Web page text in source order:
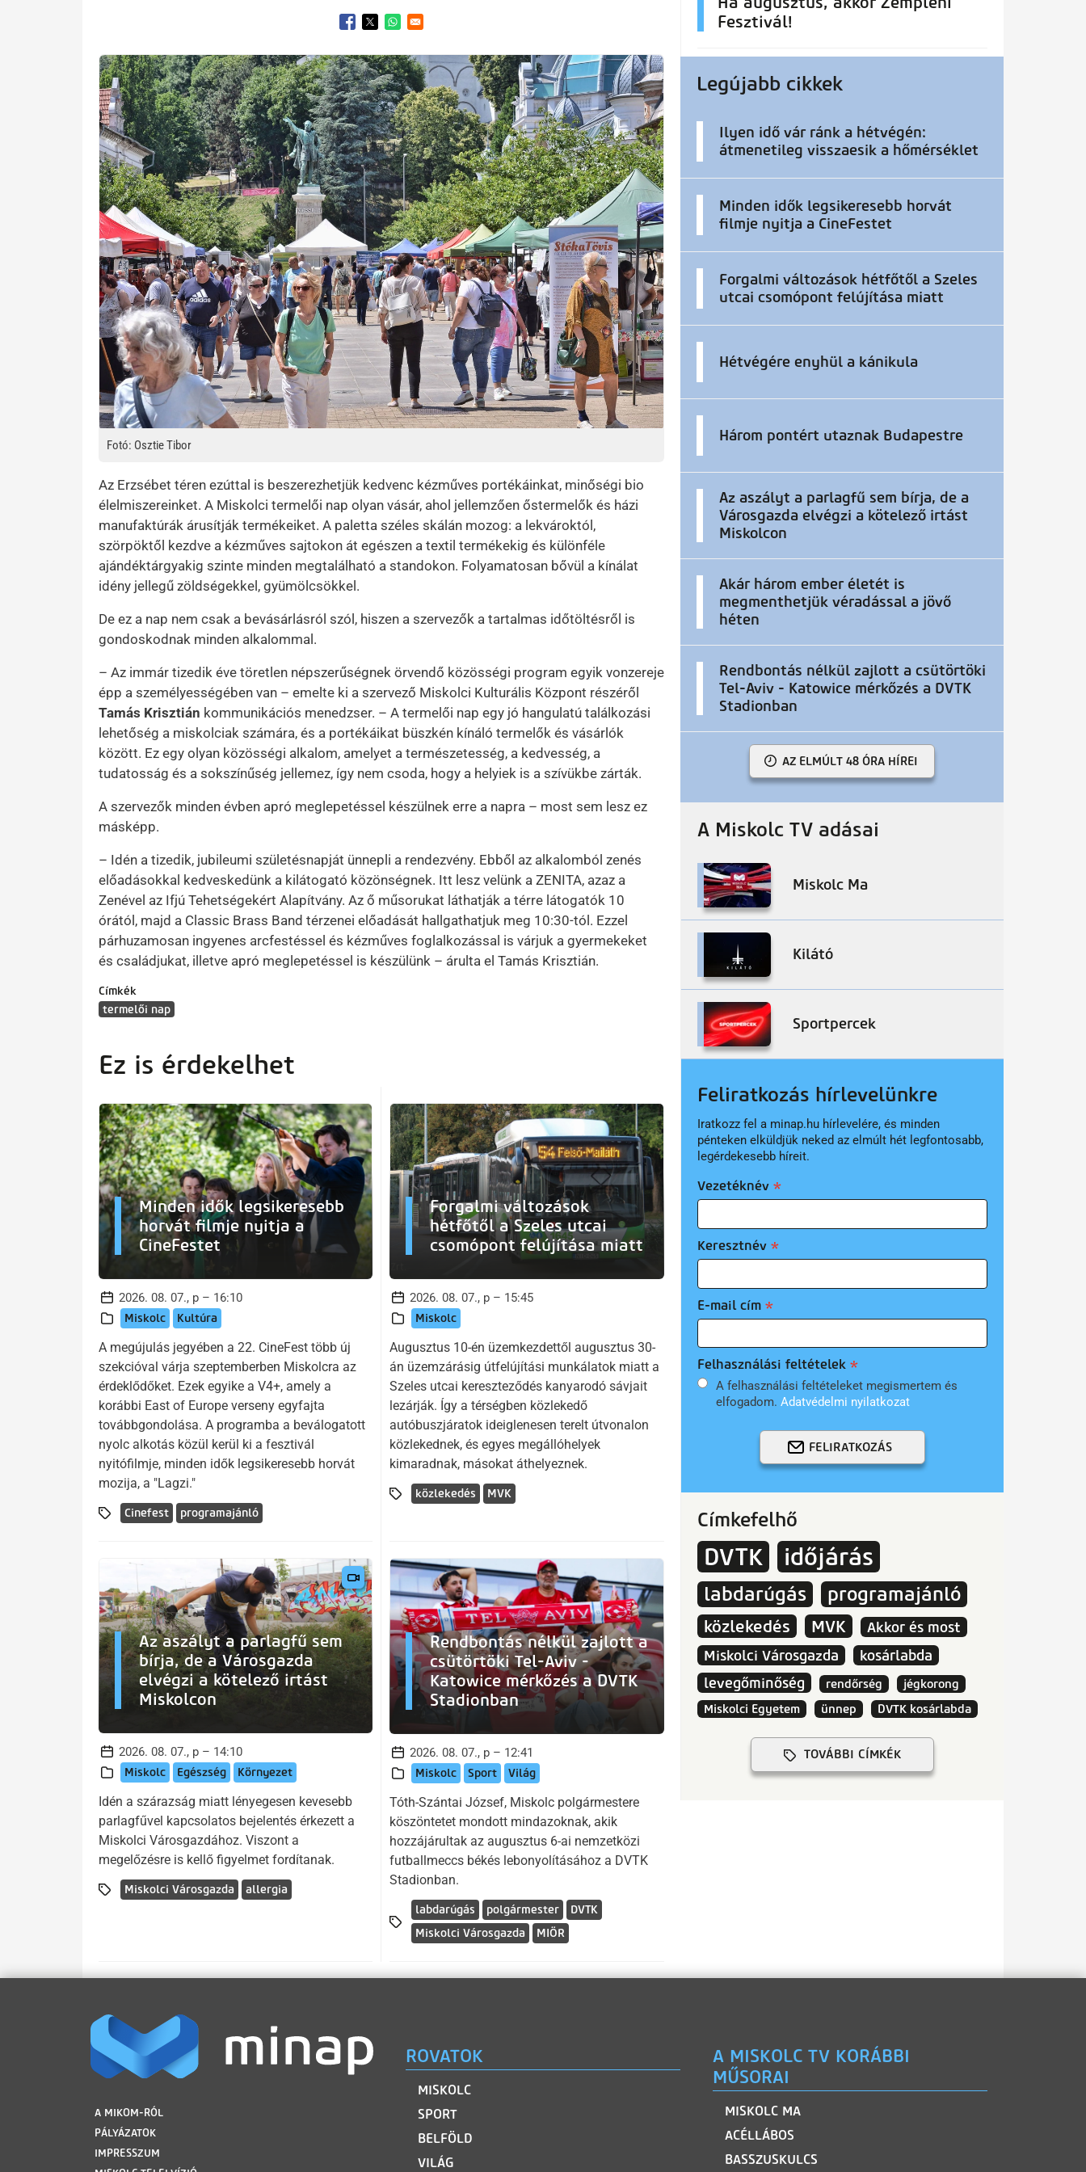
Opens in a new window
Opens in a new window
Opens in a new window
Kép
Fotó: Osztie Tibor
Az Erzsébet téren ezúttal is beszerezhetjük kedvenc kézműves portékáinkat, minőségi bio
élelmiszereinket. A Miskolci termelői nap olyan vásár, ahol jellemzően őstermelők és házi
manufaktúrák árusítják termékeiket. A paletta széles skálán mozog: a lekvároktól,
szörpöktől kezdve a kézműves sajtokon át egészen a textil termékekig és különféle
ajándéktárgyakig szinte minden megtalálható a standokon. Folyamatosan bővül a kínálat
idény jellegű zöldségekkel, gyümölcsökkel.
De ez a nap nem csak a bevásárlásról szól, hiszen a szervezők a tartalmas időtöltésről is
gondoskodnak minden alkalommal.
– Az immár tizedik éve töretlen népszerűségnek örvendő közösségi program egyik vonzereje
épp a személyességében van – emelte ki a szervező Miskolci Kulturális Központ részéről
Tamás Krisztián kommunikációs menedzser. – A termelői nap egy jó hangulatú találkozási
lehetőség a miskolciak számára, és a portékáikat büszkén kínáló termelők és vásárlók
között. Ez egy olyan közösségi alkalom, amelyet a természetesség, a kedvesség, a
tudatosság és a sokszínűség jellemez, így nem csoda, hogy a helyiek is a szívükbe zárták.
A szervezők minden évben apró meglepetéssel készülnek erre a napra – most sem lesz ez
másképp.
– Idén a tizedik, jubileumi születésnapját ünnepli a rendezvény. Ebből az alkalomból zenés
előadásokkal kedveskedünk a kilátogató közönségnek. Itt lesz velünk a ZENITA, azaz a
Zenével az Ifjú Tehetségekért Alapítvány. Az ő műsorukat láthatják a térre látogatók 10
órától, majd a Classic Brass Band térzenei előadását hallgathatjuk meg 10:30-tól. Ezzel
párhuzamosan ingyenes arcfestéssel és kézműves foglalkozással is várjuk a gyermekeket
és családjukat, illetve apró meglepetéssel is készülünk – árulta el Tamás Krisztián.
Címkék
termelői nap
Ez is érdekelhet
Minden idők legsikeresebb
horvát filmje nyitja a
CineFestet
2026. 08. 07., p – 16:10
Miskolc Kultúra
A megújulás jegyében a 22. CineFest több új
szekcióval várja szeptemberben Miskolcra az
érdeklődőket. Ezek egyike a V4+, amely a
korábbi East of Europe verseny egyfajta
továbbgondolása. A programba a beválogatott
nyolc alkotás közül kerül ki a fesztivál
nyitófilmje, minden idők legsikeresebb horvát
mozija, a "Lagzi."
Cinefest programajánló
Forgalmi változások
hétfőtől a Szeles utcai
csomópont felújítása miatt
2026. 08. 07., p – 15:45
Miskolc
Augusztus 10-én üzemkezdettől augusztus 30-
án üzemzárásig útfelújítási munkálatok miatt a
Szeles utcai kereszteződés kanyarodó sávjait
lezárják. Így a térségben közlekedő
autóbuszjáratok ideiglenesen terelt útvonalon
közlekednek, és egyes megállóhelyek
kimaradnak, másokat áthelyeznek.
közlekedés MVK
Az aszályt a parlagfű sem
bírja, de a Városgazda
elvégzi a kötelező irtást
Miskolcon
2026. 08. 07., p – 14:10
Miskolc Egészség Környezet
Idén a szárazság miatt lényegesen kevesebb
parlagfűvel kapcsolatos bejelentés érkezett a
Miskolci Városgazdához. Viszont a
megelőzésre is kellő figyelmet fordítanak.
Miskolci Városgazda allergia
Rendbontás nélkül zajlott a
csütörtöki Tel-Aviv -
Katowice mérkőzés a DVTK
Stadionban
2026. 08. 07., p – 12:41
Miskolc Sport Világ
Tóth-Szántai József, Miskolc polgármestere
köszöntetet mondott mindazoknak, akik
hozzájárultak az augusztus 6-ai nemzetközi
futballmeccs békés lebonyolításához a DVTK
Stadionban.
labdarúgás polgármester
DVTK
Miskolci Városgazda
MIÖR
Fesztivál!
Legújabb cikkek
Ilyen idő vár ránk a hétvégén:
átmenetileg visszaesik a hőmérséklet
Minden idők legsikeresebb horvát
filmje nyitja a CineFestet
Forgalmi változások hétfőtől a Szeles
utcai csomópont felújítása miatt
Hétvégére enyhül a kánikula
Három pontért utaznak Budapestre
Az aszályt a parlagfű sem bírja, de a
Városgazda elvégzi a kötelező irtást
Miskolcon
Akár három ember életét is
megmenthetjük véradással a jövő
héten
Rendbontás nélkül zajlott a csütörtöki
Tel-Aviv - Katowice mérkőzés a DVTK
Stadionban
AZ ELMÚLT 48 ÓRA HÍREI
A Miskolc TV adásai
Miskolc Ma
Kilátó
Sportpercek
Feliratkozás hírlevelünkre
Iratkozz fel a minap.hu hírlevelére, és minden
pénteken elküldjük neked az elmúlt hét legfontosabb,
legérdekesebb híreit.
Vezetéknév
Keresztnév
E-mail cím
Felhasználási feltételek
A felhasználási feltételeket megismertem és
elfogadom. Adatvédelmi nyilatkozat
FELIRATKOZÁS
Címkefelhő
DVTK időjárás
labdarúgás programajánló
közlekedés MVK
Akkor és most
Miskolci Városgazda
kosárlabda
levegőminőség
rendőrség
jégkorong
Miskolci Egyetem
ünnep DVTK kosárlabda
TOVÁBBI CÍMKÉK
LÁBLÉC
A MIKOM-RÓL
PÁLYÁZATOK
IMPRESSZUM
ROVATOK
MISKOLC
SPORT
BELFÖLD
VILÁG
A MISKOLC TV KORÁBBI
MŰSORAI
MISKOLC MA
ACÉLLÁBOS
BASSZUSKULCS